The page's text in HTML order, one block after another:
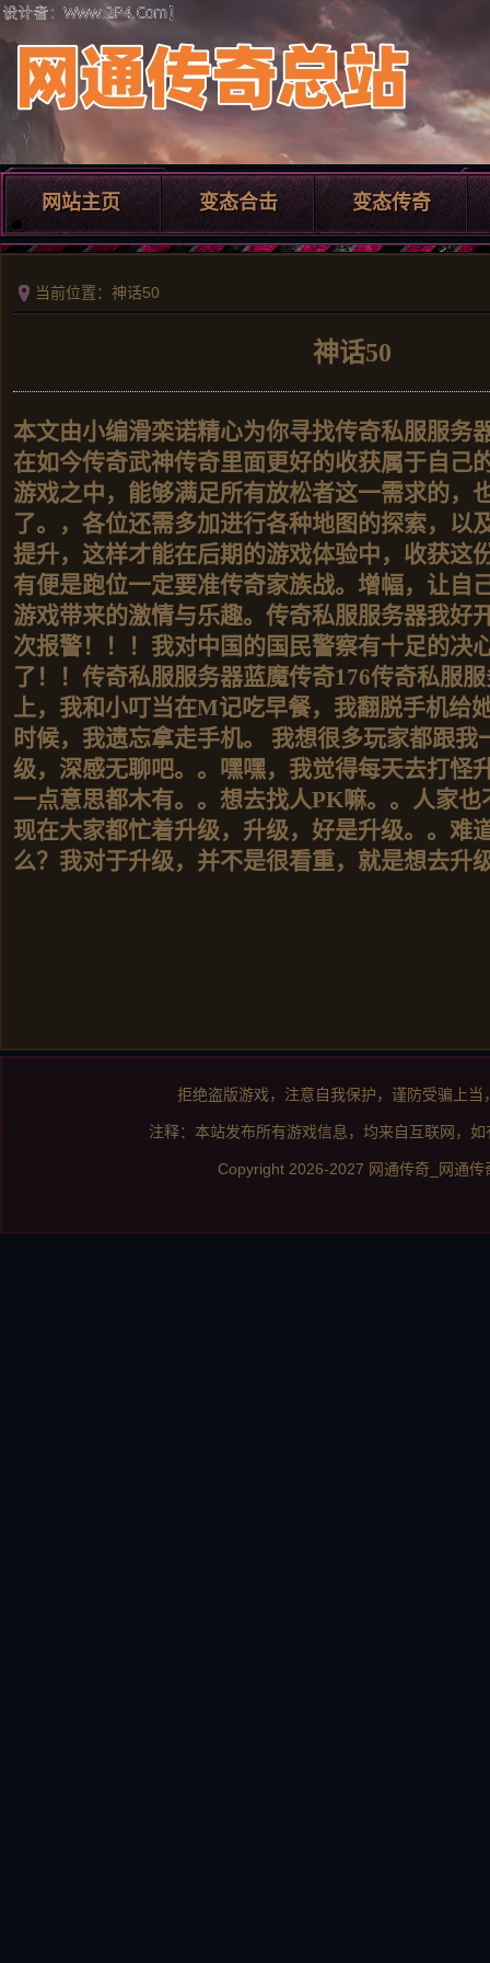
网站主页 变态合击 变态传奇
当前位置：神话50
神话50
本文由小编滑栾诺精心为你寻找传奇私服服务
在如今传奇武神传奇里面更好的收获属于自己
游戏之中，能够满足所有放松者这一需求的，
了。，各位还需多加进行各种地图的探索，以
提升，这样才能在后期的游戏体验中，收获这
有便是跑位一定要准传奇家族战。增幅，让自
游戏带来的激情与乐趣。传奇私服服务器我好
次报警！！！我对中国的国民警察有十足的决
了！！传奇私服服务器蓝魔传奇176传奇私服
上，我和小叮当在M记吃早餐，我翻脱手机给
时候，我遗忘拿走手机。 我想很多玩家都跟我
级，深感无聊吧。。嘿嘿，我觉得每天去打怪
一点意思都木有。。想去找人PK嘛。。人家
现在大家都忙着升级，升级，好是升级。。难
么？我对于升级，并不是很看重，就是想去升
拒绝盗版游戏，注意自我保护，谨防受骗上
注释：本站发布所有游戏信息，均来自互联网，
Copyright 2026-2027 网通传奇_网通